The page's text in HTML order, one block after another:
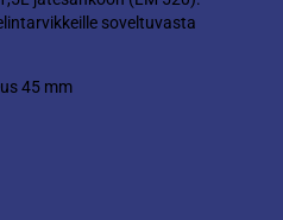
soveltuvasta
45 mm